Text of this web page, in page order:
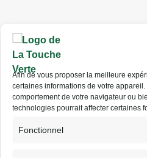
Afin de vous proposer la meilleure
certaines informations de votre appareil.
comportement de votre navigateur ou
technologies pourrait affecter certaines
Fonctionnel